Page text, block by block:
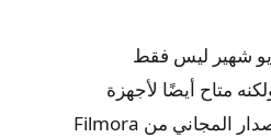
شهير ليس فقط
متاح أيضًا لأجهزة
الأندرويد. يتيح لك الإصدار المجاني من Filmora